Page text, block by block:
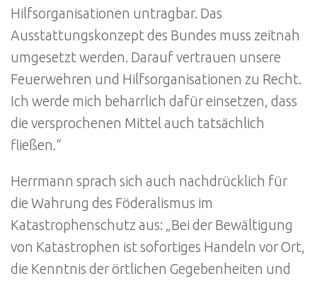
Hilfsorganisationen untragbar. Das
Ausstattungskonzept des Bundes muss zeitnah
umgesetzt werden. Darauf vertrauen unsere
Feuerwehren und Hilfsorganisationen zu Recht.
Ich werde mich beharrlich dafür einsetzen, dass
die versprochenen Mittel auch tatsächlich
fließen.“
Herrmann sprach sich auch nachdrücklich für
die Wahrung des Föderalismus im
Katastrophenschutz aus: „Bei der Bewältigung
von Katastrophen ist sofortiges Handeln vor Ort,
die Kenntnis der örtlichen Gegebenheiten und